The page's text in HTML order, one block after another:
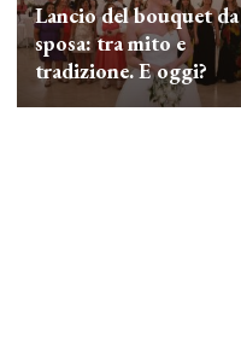
Lancio del bouquet da
sposa: tra mito e
tradizione. E oggi?